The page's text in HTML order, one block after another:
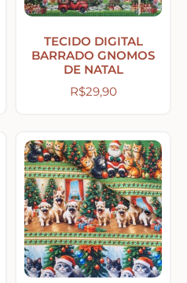
– Luminárias –
TECIDO DIGITAL
BARRADO GNOMOS
DE NATAL
R$29,90